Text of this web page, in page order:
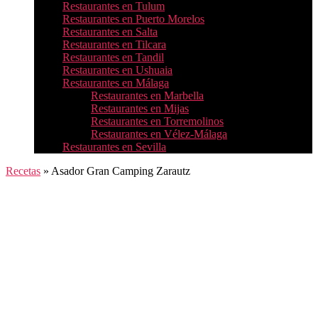
Restaurantes en Tulum
Restaurantes en Puerto Morelos
Restaurantes en Salta
Restaurantes en Tilcara
Restaurantes en Tandil
Restaurantes en Ushuaia
Restaurantes en Málaga
Restaurantes en Marbella
Restaurantes en Mijas
Restaurantes en Torremolinos
Restaurantes en Vélez-Málaga
Restaurantes en Sevilla
Recetas » Asador Gran Camping Zarautz